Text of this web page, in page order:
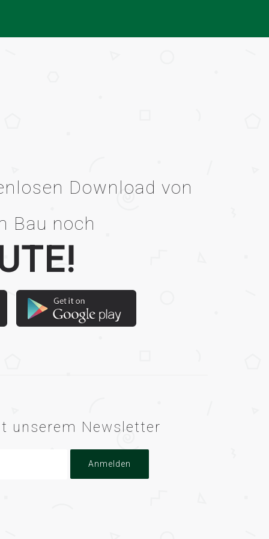
Download von
Bau noch
unserem Newsletter
Anmelden